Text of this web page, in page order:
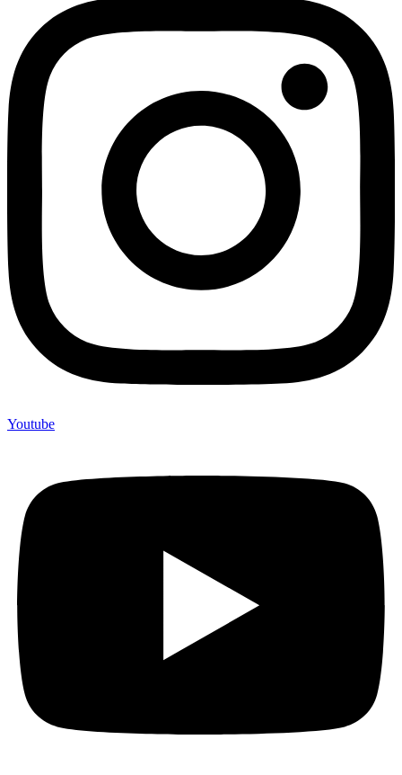
Youtube